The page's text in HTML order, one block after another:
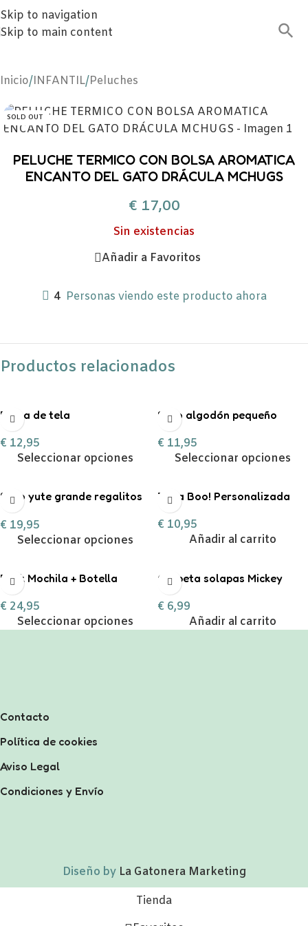
Skip to navigation
Skip to main content
Inicio/INFANTIL/Peluches
SOLD OUT
PELUCHE TERMICO CON BOLSA AROMATICA
ENCANTO DEL GATO DRÁCULA MCHUGS
€17,00
Sin existencias
Añadir a Favoritos
4 Personas viendo este producto ahora
Productos relacionados
Bolsa de tela
personalizable
€ 12,95
Seleccionar opciones
Saco algodón pequeño
“Entrega especial Reyes
Magos”
€ 11,95
Seleccionar opciones
Saco yute grande regalitos
de Navidad
€ 19,95
Seleccionar opciones
Taza Boo! Personalizada
€ 10,95
Añadir al carrito
Pack Mochila + Botella
400ml inicial personalizable
€ 24,95
Seleccionar opciones
Carpeta solapas Mickey
€ 6,99
Añadir al carrito
Contacto
Política de cookies
Aviso Legal
Condiciones y Envío
Diseño by La Gatonera Marketing
Tienda